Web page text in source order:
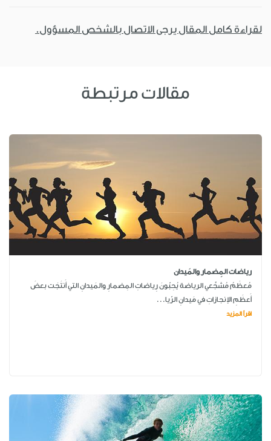
لقراءة كامل المقال يرجى الاتصال بالشخص المسؤول.
مقالات مرتبطة
رياضات المِضمار والمَيدان
مُعظَمُ مُشجِّعي الرياضة يُحِبّونَ رِياضاتِ المِضمارِ والمَيدانِ التي أَنتَجَت بعضَ
أَعظَمِ الإنجازاتِ في مَيدانِ الرّيا...
اقرأ المزيد